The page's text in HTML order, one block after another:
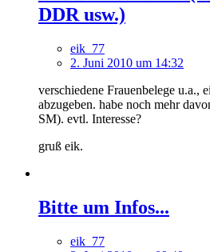
DDR usw.)
eik_77
2. Juni 2010 um 14:32
verschiedene Frauenbelege u.a.,
abzugeben. habe noch mehr
SM). evtl. Interesse?
gruß eik.
Bitte um Infos...
eik_77